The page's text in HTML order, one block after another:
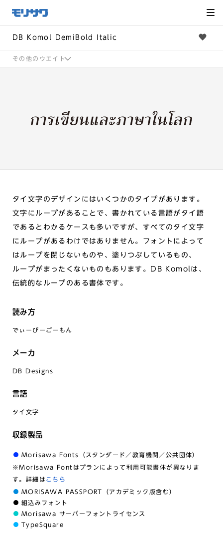
メ
ニュー
飛ばし
へ移動
DB Komol DemiBold Italic
その他のウエイト
タイ文字のデザインにはいくつかのタイプがあります。
文字にループがあることで、書かれている言語がタイ語
であるとわかるケースも多いですが、すべてのタイ文字
にループがあるわけではありません。フォントによって
はループを閉じないものや、塗りつぶしているもの、
ループがまったくないものもあります。DB Komolは、
伝統的なループのある書体です。
読み方
でぃーびーごーもん
メーカ
DB Designs
言語
タイ文字
収録製品
Morisawa Fonts（スタンダード／教育機関／公共団体）
※Morisawa Fontはプランによって利用可能書体が異なりま
す。詳細は こちら
MORISAWA PASSPORT（アカデミック版含む）
組込みフォント
Morisawa サーバーフォントライセンス
TypeSquare